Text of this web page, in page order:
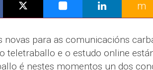
m
novas para as comunicacións
teletraballo e o estudo online
é nestes momentos un dos